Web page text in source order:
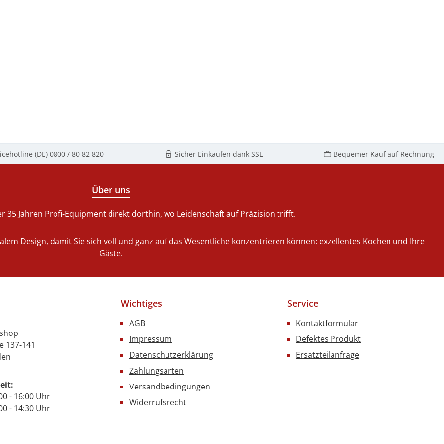
(DE) 0800 / 80 82 820 Sicher Einkaufen dank SSL Bequemer Kauf auf Rechnung
Über uns
35 Jahren Profi-Equipment direkt dorthin, wo Leidenschaft auf Präzision trifft.
Design, damit Sie sich voll und ganz auf das Wesentliche konzentrieren können: exzellentes Kochen und Ihre
Gäste.
137-141
- 16:00 Uhr
14:30 Uhr
Wichtiges
AGB
Impressum
Datenschutzerklärung
Zahlungsarten
Versandbedingungen
Widerrufsrecht
Service
Kontaktformular
Defektes Produkt
Ersatzteilanfrage